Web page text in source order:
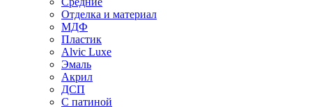
Отделка и материал
МДФ
Пластик
Alvic Luxe
Эмаль
Акрил
ДСП
С патиной